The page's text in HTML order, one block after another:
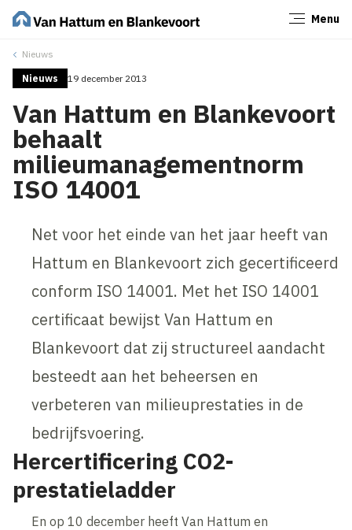
Menu
Nieuws
Nieuws 19 december 2013
Van Hattum en Blankevoort
behaalt
milieumanagementnorm
ISO 14001
Net voor het einde van het jaar heeft van
Hattum en Blankevoort zich gecertificeerd
conform ISO 14001. Met het ISO 14001
certificaat bewijst Van Hattum en
Blankevoort dat zij structureel aandacht
besteedt aan het beheersen en
verbeteren van milieuprestaties in de
bedrijfsvoering.
Hercertificering CO2-
prestatieladder
En op 10 december heeft Van Hattum en
Sluiten